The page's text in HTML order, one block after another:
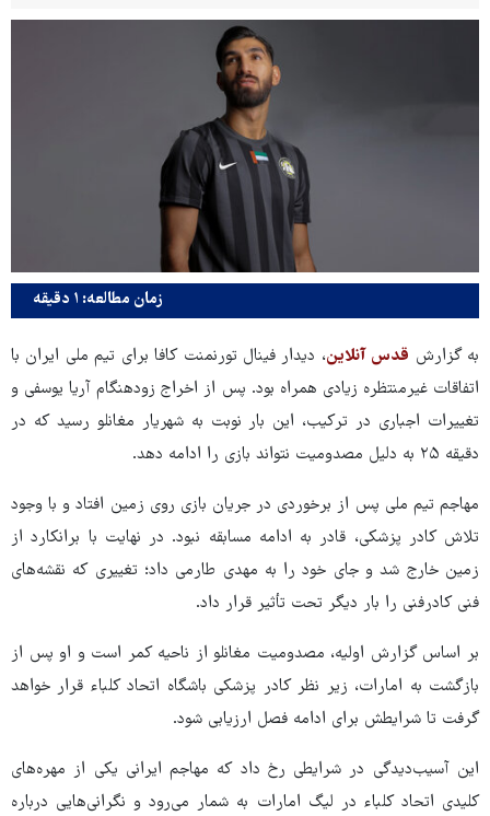
زمان مطالعه: ۱ دقیقه
به گزارش قدس آنلاین، دیدار فینال تورنمنت کافا برای تیم ملی ایران با
اتفاقات غیرمنتظره زیادی همراه بود. پس از اخراج زودهنگام آریا یوسفی و
تغییرات اجباری در ترکیب، این بار نوبت به شهریار مغانلو رسید که در
دقیقه ۲۵ به دلیل مصدومیت نتواند بازی را ادامه دهد.
مهاجم تیم ملی پس از برخوردی در جریان بازی روی زمین افتاد و با وجود
تلاش کادر پزشکی، قادر به ادامه مسابقه نبود. در نهایت با برانکارد از
زمین خارج شد و جای خود را به مهدی طارمی داد؛ تغییری که نقشه‌های
فنی کادرفنی را بار دیگر تحت تأثیر قرار داد.
بر اساس گزارش اولیه، مصدومیت مغانلو از ناحیه کمر است و او پس از
بازگشت به امارات، زیر نظر کادر پزشکی باشگاه اتحاد کلباء قرار خواهد
گرفت تا شرایطش برای ادامه فصل ارزیابی شود.
این آسیب‌دیدگی در شرایطی رخ داد که مهاجم ایرانی یکی از مهره‌های
کلیدی اتحاد کلباء در لیگ امارات به شمار می‌رود و نگرانی‌هایی درباره